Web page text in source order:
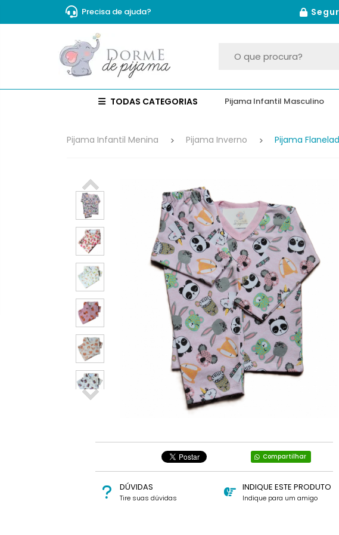
Precisa de ajuda?
TODAS CATEGORIAS Pijama Infantil Masculino
Pijama Infantil Menina Pijama Inverno Pijama
Compartilhar
DÚVIDAS
Tire suas dúvidas
INDIQUE ESTE PRODUTO
Indique para um amigo